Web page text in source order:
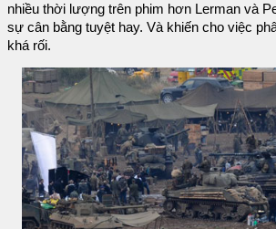
nhiều thời lượng trên phim hơn Lerman và
sự cân bằng tuyệt hay. Và khiến cho việc
khá rối.